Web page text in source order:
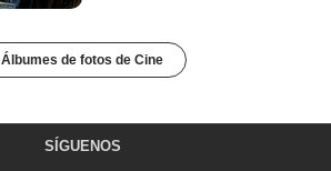
Álbumes de fotos de Cine
SÍGUENOS